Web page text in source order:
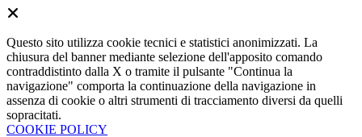
Questo sito utilizza cookie tecnici e statistici anonimizzati. La
chiusura del banner mediante selezione dell'apposito comando
contraddistinto dalla X o tramite il pulsante "Continua la
navigazione" comporta la continuazione della navigazione in
assenza di cookie o altri strumenti di tracciamento diversi da quelli
sopracitati.
COOKIE POLICY